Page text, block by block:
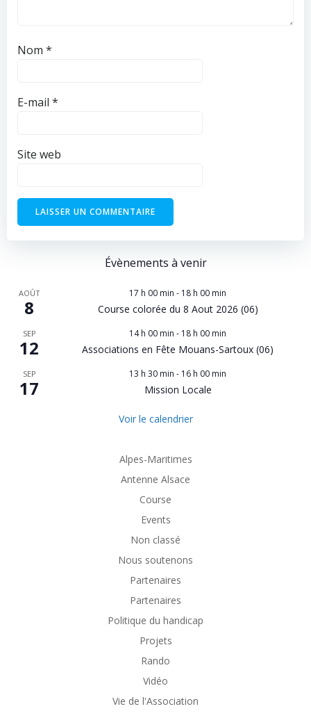
Nom *
E-mail *
Site web
Évènements à venir
AOÛT
8
17 h 00 min - 18 h 00 min
Course colorée du 8 Aout 2026 (06)
SEP
12
14 h 00 min - 18 h 00 min
Associations en Fête Mouans-Sartoux (06)
SEP
17
13 h 30 min - 16 h 00 min
Mission Locale
Voir le calendrier
Alpes-Maritimes
Antenne Alsace
Course
Events
Non classé
Nous soutenons
Partenaires
Partenaires
Politique du handicap
Projets
Rando
Vidéo
Vie de l'Association